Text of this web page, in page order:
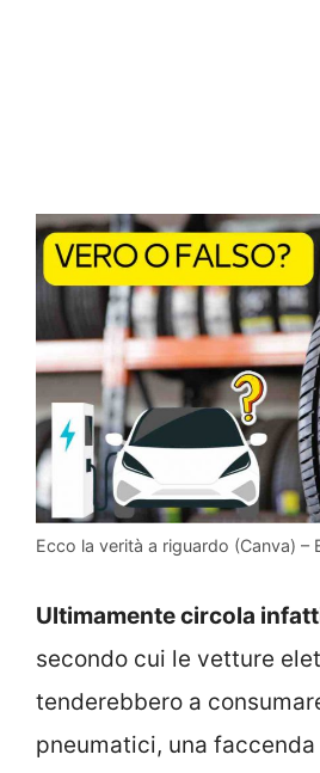
Ecco la verità a riguardo (Canva) –
Ultimamente circola
secondo cui le vetture
tenderebbero a
pneumatici, una